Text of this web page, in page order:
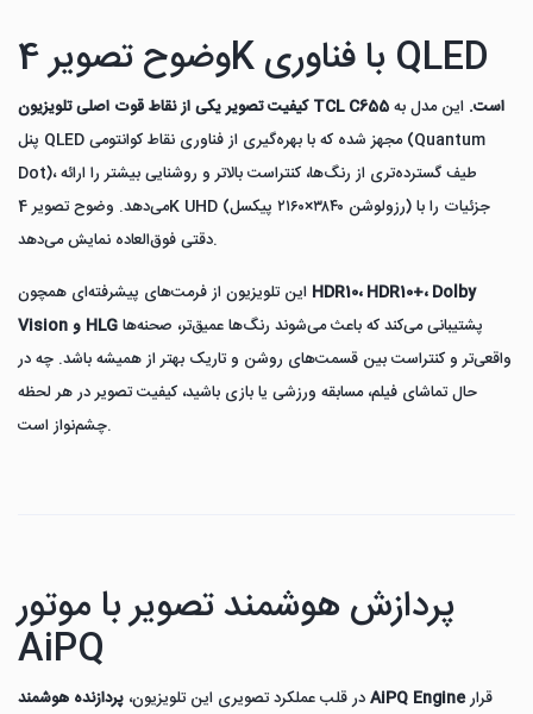
وضوح تصویر 4K با فناوری QLED
کیفیت تصویر یکی از نقاط قوت اصلی تلویزیون TCL C655 است. این مدل به
پنل QLED مجهز شده که با بهره‌گیری از فناوری نقاط کوانتومی (Quantum
Dot)، طیف گسترده‌تری از رنگ‌ها، کنتراست بالاتر و روشنایی بیشتر را ارائه
می‌دهد. وضوح تصویر 4K UHD (رزولوشن ۳۸۴۰×۲۱۶۰ پیکسل) جزئیات را با
دقتی فوق‌العاده نمایش می‌دهد.
HDR10، HDR10+، Dolby
Vision و HLG
واقعی‌تر و کنتراست بین قسمت‌های روشن و تاریک بهتر از همیشه باشد. چه در
حال تماشای فیلم، مسابقه ورزشی یا بازی باشید، کیفیت تصویر در هر لحظه
چشم‌نواز است.
پردازش هوشمند تصویر با موتور
AiPQ
در قلب عملکرد تصویری این تلویزیون،پردازنده هوشمند AiPQ Engineقرار